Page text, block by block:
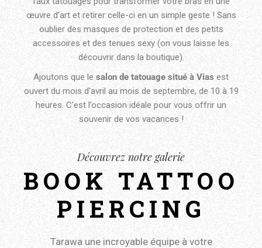
œuvre d’art et retirer celle-ci en un simple geste ! Sans
oublier des masques de protection et des petits
accessoires et des tenues sexy (on vous laisse les
découvrir dans la boutique).
Ajoutons que le salon de tatouage situé à Vias est
ouvert du mois d’avril au mois de septembre, de 10 à 19
heures. C’est l’occasion idéale pour vous offrir un
souvenir de vos vacances !
Découvrez notre galerie
BOOK TATTOO
PIERCING
Tarawa une incroyable équipe à votre